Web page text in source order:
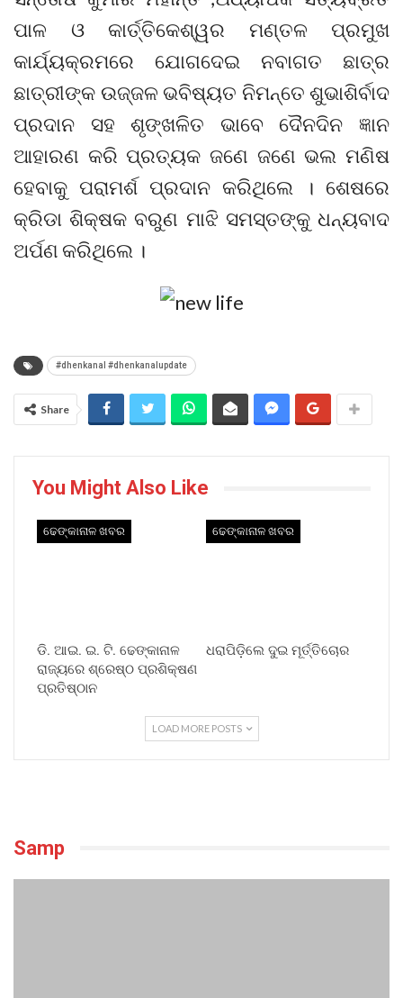
ପାଳ ଓ କାର୍ତ୍ତିକେଶ୍ୱର ମଣ୍ତଳ ପ୍ରମୁଖ
କାର୍ଯ୍ୟକ୍ରମରେ ଯୋଗଦେଇ ନବାଗତ ଛାତ୍ର
ଛାତ୍ରୀଙ୍କ ଉଜ୍ଜଳ ଭବିଷ୍ୟତ ନିମନ୍ତେ ଶୁଭାଶିର୍ବାଦ
ପ୍ରଦାନ ସହ ଶୃଙ୍ଖଳିତ ଭାବେ ଦୈନଦିନ ଜ୍ଞାନ
ଆହାରଣ କରି ପ୍ରତ୍ୟକ ଜଣେ ଜଣେ ଭଲ ମଣିଷ
ହେବାକୁ ପରାମର୍ଶ ପ୍ରଦାନ କରିଥିଲେ । ଶେଷରେ
କ୍ରିଡା ଶିକ୍ଷକ ବରୁଣ ମାଝି ସମସ୍ତଙ୍କୁ ଧନ୍ୟବାଦ
ଅର୍ପଣ କରିଥିଲେ ।
#dhenkanal #dhenkanalupdate
Share
You Might Also Like
ଢେଙ୍କାନାଳ ଖବର
ଡି. ଆଇ. ଇ. ଟି. ଢେଙ୍କାନାଳ
ରାଜ୍ୟରେ ଶ୍ରେଷ୍ଠ ପ୍ରଶିକ୍ଷଣ
ପ୍ରତିଷ୍ଠାନ
ଢେଙ୍କାନାଳ ଖବର
ଧରାପିଡ଼ିଲେ ଦୁଇ ମୂର୍ତ୍ତିଚୋର
LOAD MORE POSTS
Samp